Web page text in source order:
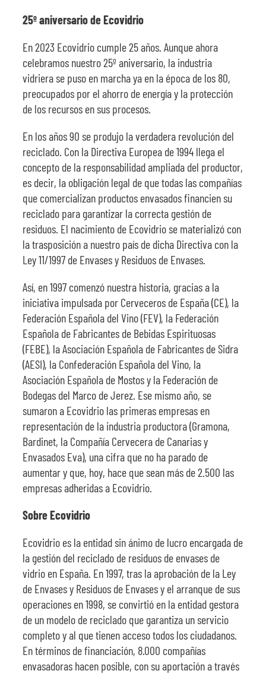
25º aniversario de Ecovidrio
En 2023 Ecovidrio cumple 25 años. Aunque ahora
celebramos nuestro 25º aniversario, la industria
vidriera se puso en marcha ya en la época de los 80,
preocupados por el ahorro de energía y la protección
de los recursos en sus procesos.
En los años 90 se produjo la verdadera revolución del
reciclado. Con la Directiva Europea de 1994 llega el
concepto de la responsabilidad ampliada del productor,
es decir, la obligación legal de que todas las compañías
que comercializan productos envasados financien su
reciclado para garantizar la correcta gestión de
residuos. El nacimiento de Ecovidrio se materializó con
la trasposición a nuestro país de dicha Directiva con la
Ley 11/1997 de Envases y Residuos de Envases.
Así, en 1997 comenzó nuestra historia, gracias a la
iniciativa impulsada por Cerveceros de España (CE), la
Federación Española del Vino (FEV), la Federación
Española de Fabricantes de Bebidas Espirituosas
(FEBE), la Asociación Española de Fabricantes de Sidra
(AESI), la Confederación Española del Vino, la
Asociación Española de Mostos y la Federación de
Bodegas del Marco de Jerez. Ese mismo año, se
sumaron a Ecovidrio las primeras empresas en
representación de la industria productora (Gramona,
Bardinet, la Compañía Cervecera de Canarias y
Envasados Eva), una cifra que no ha parado de
aumentar y que, hoy, hace que sean más de 2.500 las
empresas adheridas a Ecovidrio.
Sobre Ecovidrio
Ecovidrio es la entidad sin ánimo de lucro encargada de
la gestión del reciclado de residuos de envases de
vidrio en España. En 1997, tras la aprobación de la Ley
de Envases y Residuos de Envases y el arranque de sus
operaciones en 1998, se convirtió en la entidad gestora
de un modelo de reciclado que garantiza un servicio
completo y al que tienen acceso todos los ciudadanos.
En términos de financiación, 8.000 compañías
envasadoras hacen posible, con su aportación a través